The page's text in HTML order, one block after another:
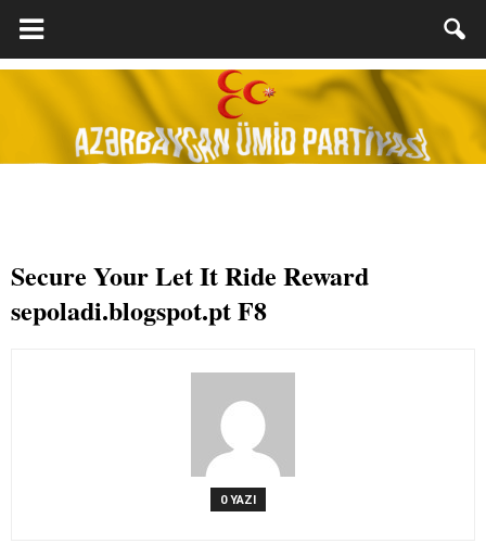
Secure Your Let It Ride Reward
sepoladi.blogspot.pt F8
0 YAZI